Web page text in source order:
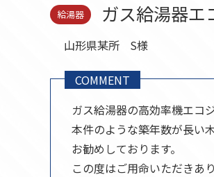
給湯器 ガス給湯器エ
山形県某所 S様
COMMENT
ガス給湯器の高効率機エコ
本件のような築年数が長い
お勧めしております。
この度はご用命いただきあ